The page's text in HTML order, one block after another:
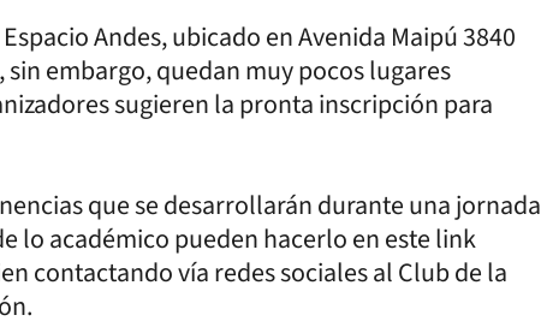
Andes, ubicado en Avenida Maipú 3840
embargo, quedan muy pocos lugares
sugieren la pronta inscripción para
que se desarrollarán durante una jornada
lo académico pueden hacerlo en este link
contactando vía redes sociales al Club de la